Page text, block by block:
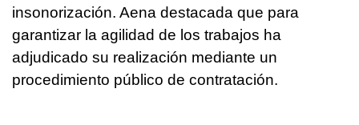
insonorización. Aena destacada que para
garantizar la agilidad de los trabajos ha
adjudicado su realización mediante un
procedimiento público de contratación.